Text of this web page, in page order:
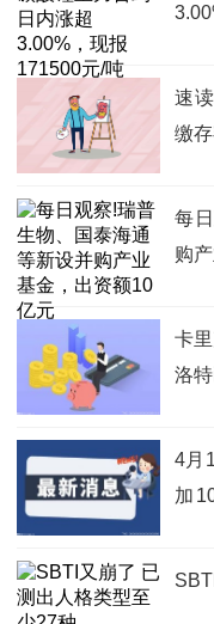
速
缴
每
购
卡
洛
4月
加